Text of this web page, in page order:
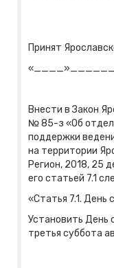
Принят
Внести в Закон
№ 85-з «Об
поддержки
на территории
Регион, 2018, 25
его статьей 7.1
«Статья 7.1. День
Установить День
третья суббота